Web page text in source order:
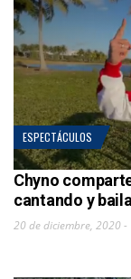
ESPECTÁCULOS
Chyno
cantando y
20 de diciembre, 2020